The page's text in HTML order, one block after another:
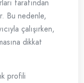
tarafından
Bu nedenle,
çalışırken,
dikkat
profili